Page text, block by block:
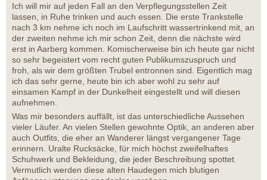
Ich will mir auf jeden Fall an den Verpflegungsstellen Zeit
lassen, in Ruhe trinken und auch essen. Die erste Trankstelle
nach 3 km nehme ich noch im Laufschritt wassertrinkend mit, an
der zweiten nehme ich mir schon Zeit, denn die nächste wird
erst in Aarberg kommen. Komischerweise bin ich heute gar nicht
so sehr begeistert vom recht guten Publikumszuspruch und
froh, als wir dem größten Trubel entronnen sind. Eigentlich mag
ich das sehr gerne, heute bin ich aber wohl zu sehr auf
einsamen Kampf in der Dunkelheit eingestellt und will diesen
aufnehmen.
Was mir besonders auffällt, ist das unterschiedliche Aussehen
vieler Läufer. An vielen Stellen gewohnte Optik, an anderen aber
auch Outfits, die eher an Wanderer längst vergangener Tage
erinnern. Uralte Rucksäcke, für mich höchst zweifelhaftes
Schuhwerk und Bekleidung, die jeder Beschreibung spottet.
Vermutlich werden diese alten Haudegen mich blutigen